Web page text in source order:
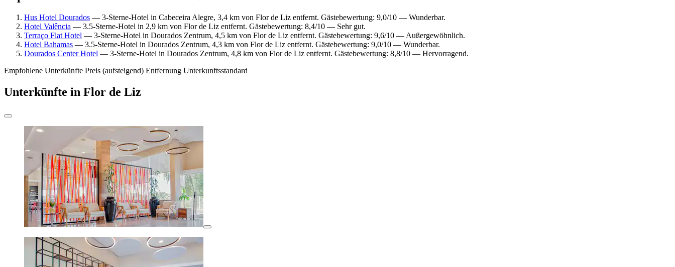
Hus Hotel Dourados — 3-Sterne-Hotel in Cabeceira Alegre, 3,4 km von Flor de Liz entfernt. Gästebewertung: 9,0/10 — Wunderbar.
Hotel Valência — 3.5-Sterne-Hotel in 2,9 km von Flor de Liz entfernt. Gästebewertung: 8,4/10 — Sehr gut.
Terraço Flat Hotel — 3-Sterne-Hotel in Dourados Zentrum, 4,5 km von Flor de Liz entfernt. Gästebewertung: 9,6/10 — Außergewöhnlich.
Hotel Bahamas — 3.5-Sterne-Hotel in Dourados Zentrum, 4,3 km von Flor de Liz entfernt. Gästebewertung: 9,0/10 — Wunderbar.
Dourados Center Hotel — 3-Sterne-Hotel in Dourados Zentrum, 4,8 km von Flor de Liz entfernt. Gästebewertung: 8,8/10 — Hervorragend.
Empfohlene Unterkünfte Preis (aufsteigend) Entfernung Unterkunftsstandard
Unterkünfte in Flor de Liz